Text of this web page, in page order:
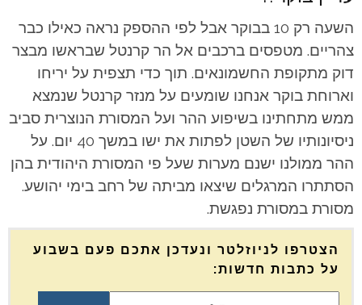
השעה רק 10 בבוקר אבל לפי ההספק נראה כאילו כבר
צהריים. מטפסים ברכבים אל הר קרנטל שבראשו מבצר
דוק מתקופת החשמונאים. תוך כדי תצפית על יריחו
וארוחת בוקר אנחנו שומעים על מנזר קרנטל שנמצא
ממש מתחתינו בשיפוע ההר ועל המסורת הנוצרית סביב
ניסיונותיו של השטן לפתות את ישו במשך 40 יום. על
ההר ממולנו ישנם מערות שעל פי המסורת היהודית בהן
הסתתרו המרגלים שיצאו מביתה של רחב בימי יהושע.
מסורת במסורת נפגשת.
הצטרפו לניוזלטר ונעדכן אתכם פעם בשבוע
על כתבות חדשות: